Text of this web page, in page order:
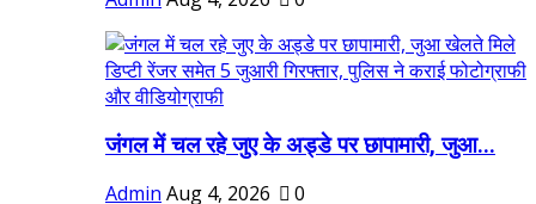
जंगल में चल रहे जुए के अड्डे पर छापामारी, जुआ...
Admin Aug 4, 2026
0